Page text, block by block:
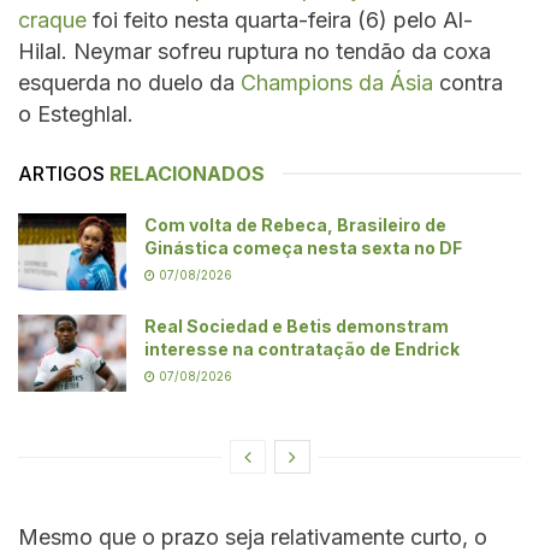
craque foi feito nesta quarta-feira (6) pelo Al-
Hilal. Neymar sofreu ruptura no tendão da coxa
esquerda no duelo da Champions da Ásia contra
o Esteghlal.
ARTIGOS RELACIONADOS
Com volta de Rebeca, Brasileiro de
Ginástica começa nesta sexta no DF
07/08/2026
Real Sociedad e Betis demonstram
interesse na contratação de Endrick
07/08/2026
Mesmo que o prazo seja relativamente curto, o